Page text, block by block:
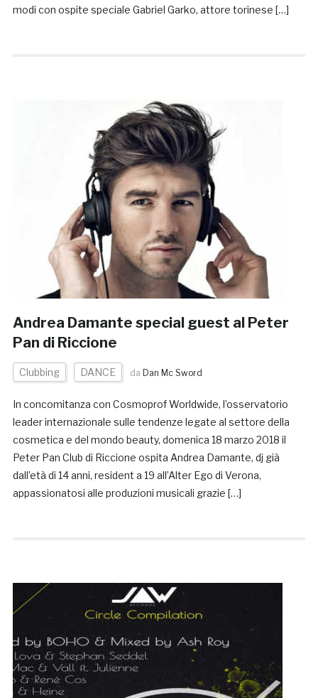
modi con ospite speciale Gabriel Garko, attore torinese […]
Andrea Damante special guest al Peter
Pan di Riccione
Clubbing DANCE da Dan Mc Sword
In concomitanza con Cosmoprof Worldwide, l’osservatorio
leader internazionale sulle tendenze legate al settore della
cosmetica e del mondo beauty, domenica 18 marzo 2018 il
Peter Pan Club di Riccione ospita Andrea Damante, dj già
dall’età di 14 anni, resident a 19 all’Alter Ego di Verona,
appassionatosi alle produzioni musicali grazie […]